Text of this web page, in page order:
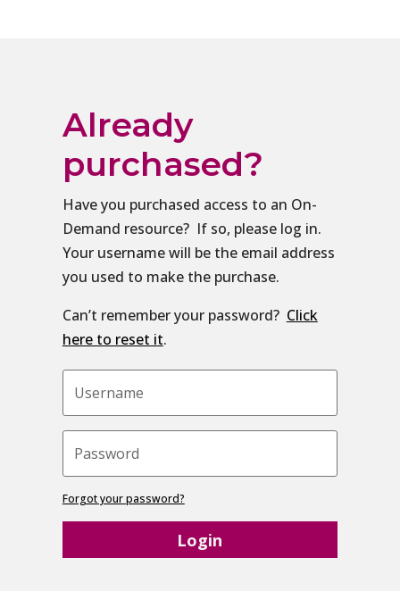
Already
purchased?
Have you purchased access to an On-
Demand resource? If so, please log in.
Your username will be the email address
you used to make the purchase.
Can’t remember your password? Click
here to reset it.
Forgot your password?
Login